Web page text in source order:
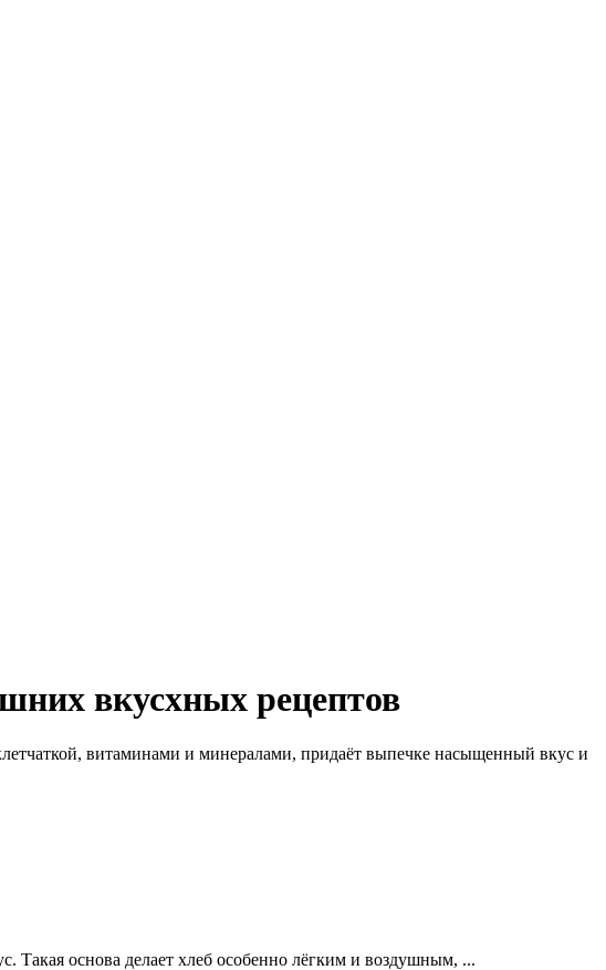
вкусхных рецептов
витаминами и минералами, придаёт выпечке насыщенный вкус и
Такая основа делает хлеб особенно лёгким и воздушным, ...